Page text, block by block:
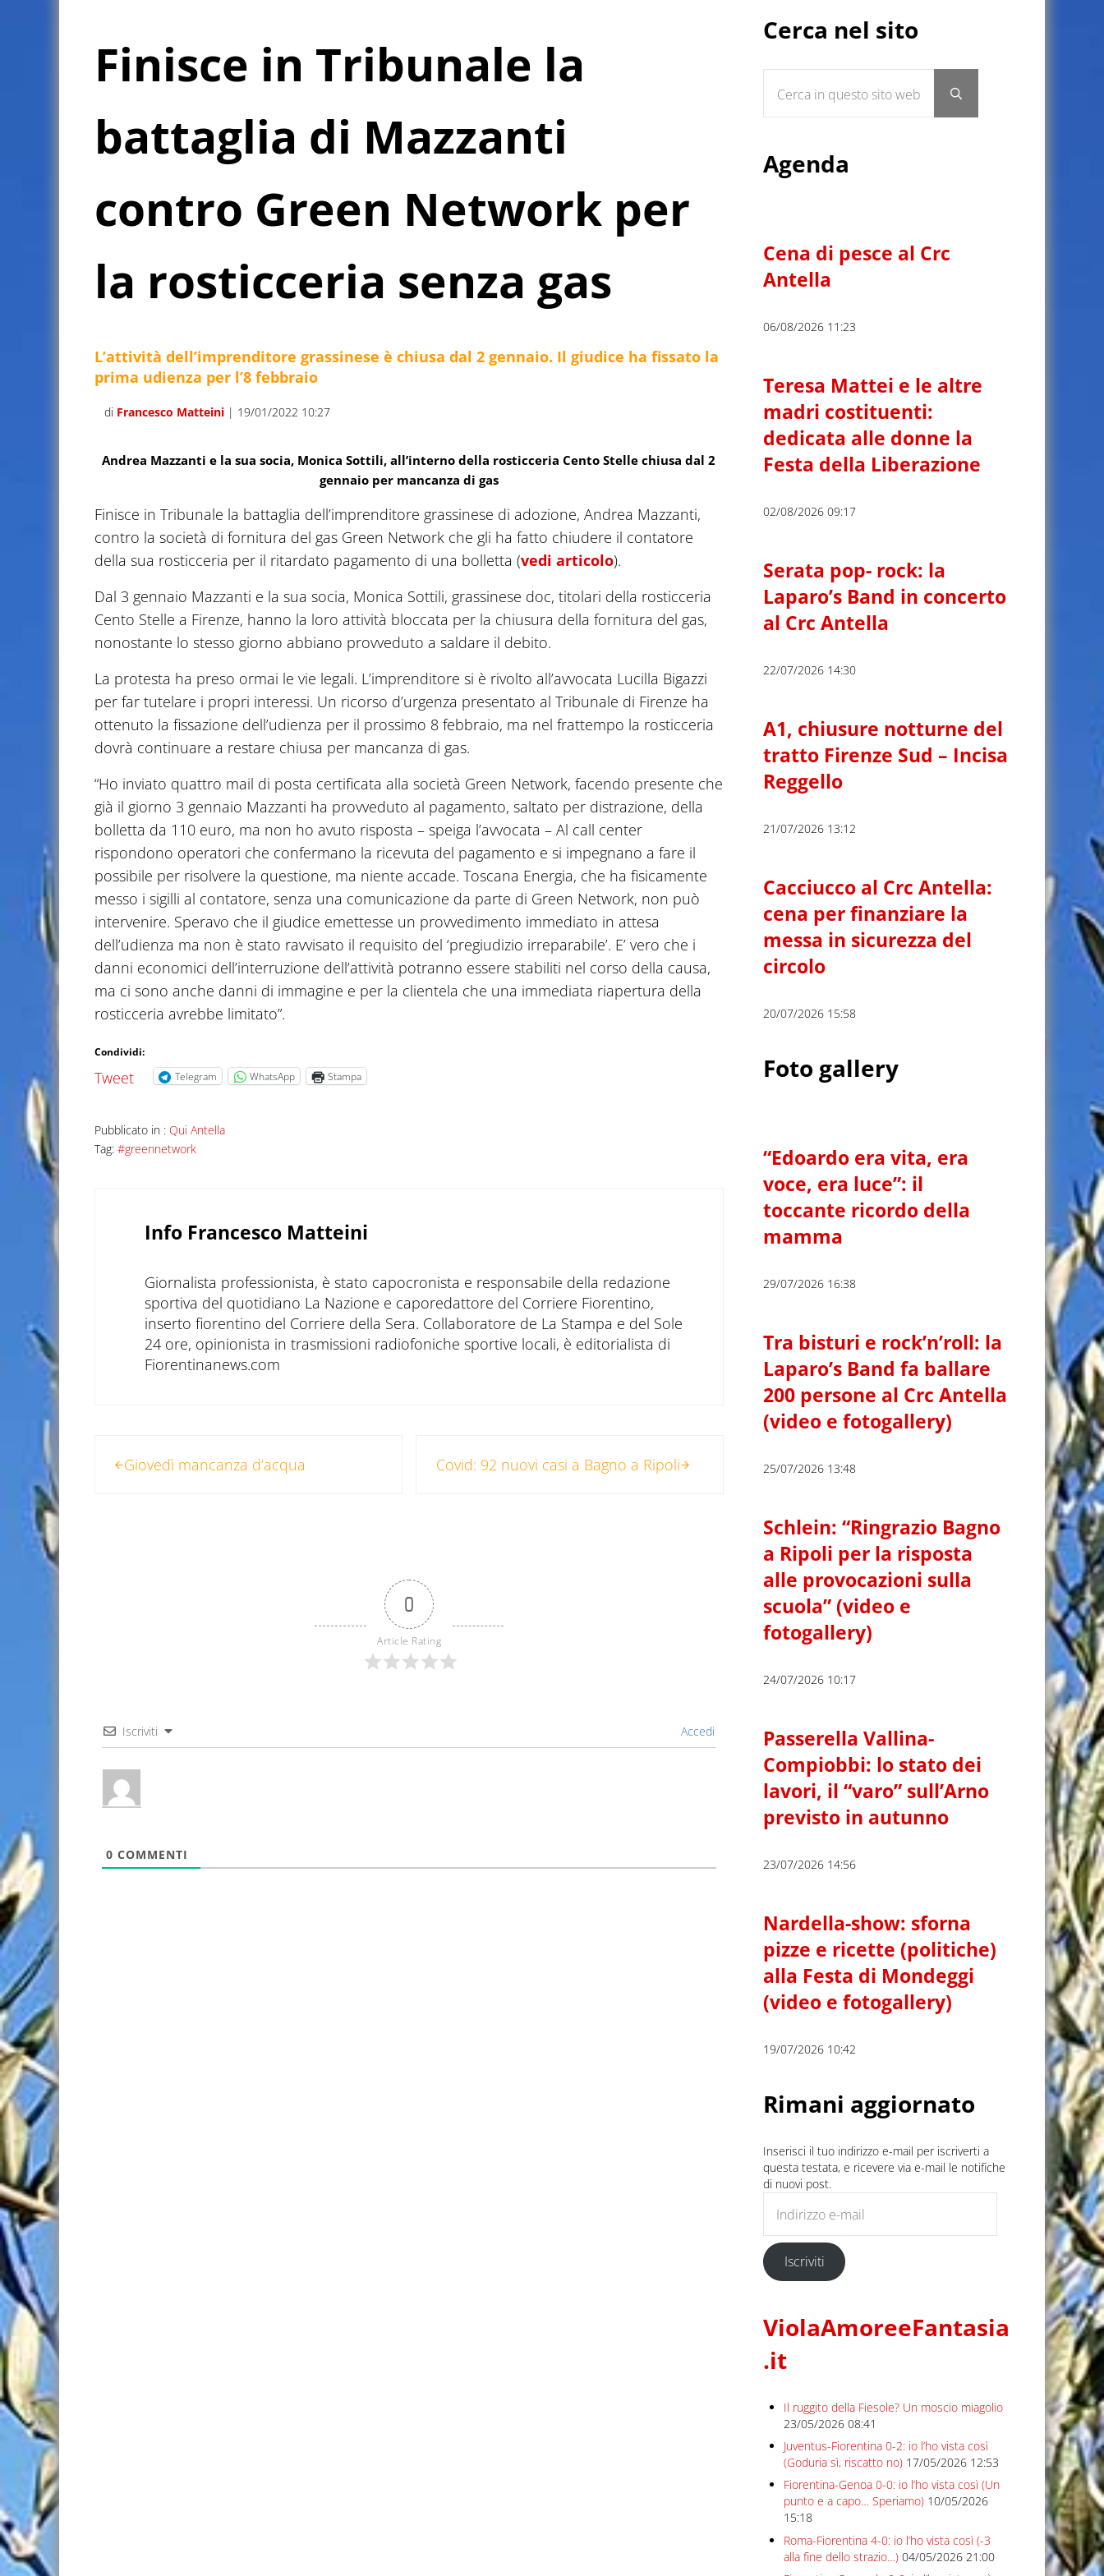
Finisce in Tribunale la
battaglia di Mazzanti
contro Green Network per
la rosticceria senza gas
L’attività dell’imprenditore grassinese è chiusa dal 2 gennaio. Il giudice ha fissato la
prima udienza per l’8 febbraio
di Francesco Matteini | 19/01/2022 10:27
Andrea Mazzanti e la sua socia, Monica Sottili, all’interno della rosticceria Cento Stelle chiusa dal 2
gennaio per mancanza di gas
Finisce in Tribunale la battaglia dell’imprenditore grassinese di adozione, Andrea Mazzanti,
contro la società di fornitura del gas Green Network che gli ha fatto chiudere il contatore
della sua rosticceria per il ritardato pagamento di una bolletta (vedi articolo).
Dal 3 gennaio Mazzanti e la sua socia, Monica Sottili, grassinese doc, titolari della rosticceria
Cento Stelle a Firenze, hanno la loro attività bloccata per la chiusura della fornitura del gas,
nonostante lo stesso giorno abbiano provveduto a saldare il debito.
La protesta ha preso ormai le vie legali. L’imprenditore si è rivolto all’avvocata Lucilla Bigazzi
per far tutelare i propri interessi. Un ricorso d’urgenza presentato al Tribunale di Firenze ha
ottenuto la fissazione dell’udienza per il prossimo 8 febbraio, ma nel frattempo la rosticceria
dovrà continuare a restare chiusa per mancanza di gas.
“Ho inviato quattro mail di posta certificata alla società Green Network, facendo presente che
già il giorno 3 gennaio Mazzanti ha provveduto al pagamento, saltato per distrazione, della
bolletta da 110 euro, ma non ho avuto risposta – speiga l’avvocata – Al call center
rispondono operatori che confermano la ricevuta del pagamento e si impegnano a fare il
possibile per risolvere la questione, ma niente accade. Toscana Energia, che ha fisicamente
messo i sigilli al contatore, senza una comunicazione da parte di Green Network, non può
intervenire. Speravo che il giudice emettesse un provvedimento immediato in attesa
dell’udienza ma non è stato ravvisato il requisito del ‘pregiudizio irreparabile’. E’ vero che i
danni economici dell’interruzione dell’attività potranno essere stabiliti nel corso della causa,
ma ci sono anche danni di immagine e per la clientela che una immediata riapertura della
rosticceria avrebbe limitato”.
Condividi:
Tweet Telegram WhatsApp Stampa
Pubblicato in : Qui Antella
Tag: #greennetwork
Info Francesco Matteini
Giornalista professionista, è stato capocronista e responsabile della redazione
sportiva del quotidiano La Nazione e caporedattore del Corriere Fiorentino,
inserto fiorentino del Corriere della Sera. Collaboratore de La Stampa e del Sole
24 ore, opinionista in trasmissioni radiofoniche sportive locali, è editorialista di
Fiorentinanews.com
Giovedì mancanza d’acqua
Covid: 92 nuovi casi a Bagno a Ripoli
0
Article Rating
Iscriviti Accedi
0 COMMENTI
Cerca nel sito
Submit search
Agenda
Cena di pesce al Crc
Antella
06/08/2026 11:23
Teresa Mattei e le altre
madri costituenti:
dedicata alle donne la
Festa della Liberazione
02/08/2026 09:17
Serata pop- rock: la
Laparo’s Band in concerto
al Crc Antella
22/07/2026 14:30
A1, chiusure notturne del
tratto Firenze Sud – Incisa
Reggello
21/07/2026 13:12
Cacciucco al Crc Antella:
cena per finanziare la
messa in sicurezza del
circolo
20/07/2026 15:58
Foto gallery
“Edoardo era vita, era
voce, era luce”: il
toccante ricordo della
mamma
29/07/2026 16:38
Tra bisturi e rock’n’roll: la
Laparo’s Band fa ballare
200 persone al Crc Antella
(video e fotogallery)
25/07/2026 13:48
Schlein: “Ringrazio Bagno
a Ripoli per la risposta
alle provocazioni sulla
scuola” (video e
fotogallery)
24/07/2026 10:17
Passerella Vallina-
Compiobbi: lo stato dei
lavori, il “varo” sull’Arno
previsto in autunno
23/07/2026 14:56
Nardella-show: sforna
pizze e ricette (politiche)
alla Festa di Mondeggi
(video e fotogallery)
19/07/2026 10:42
Rimani aggiornato
Inserisci il tuo indirizzo e-mail per iscriverti a
questa testata, e ricevere via e-mail le notifiche
di nuovi post.
Iscriviti
ViolaAmoreeFantasia
.it
Il ruggito della Fiesole? Un moscio miagolio
23/05/2026 08:41
Juventus-Fiorentina 0-2: io l’ho vista così
(Goduria sì, riscatto no) 17/05/2026 12:53
Fiorentina-Genoa 0-0: io l’ho vista così (Un
punto e a capo… Speriamo) 10/05/2026
15:18
Roma-Fiorentina 4-0: io l’ho vista così (-3
alla fine dello strazio…) 04/05/2026 21:00